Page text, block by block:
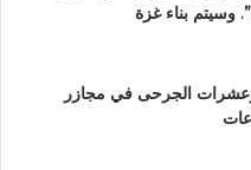
وسيتم بناء غزة
وعشرات الجرحى في مجازر